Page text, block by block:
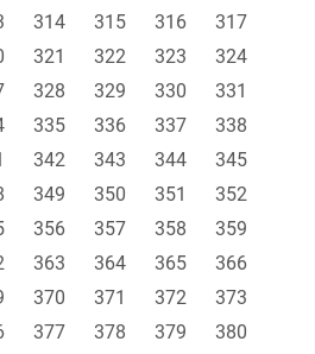
314 315 316
317
321 322 323
324
328 329 330
331
335 336 337
338
342 343 344
345
349 350 351
352
356 357 358
359
363 364 365
366
370 371 372
373
377 378 379
380